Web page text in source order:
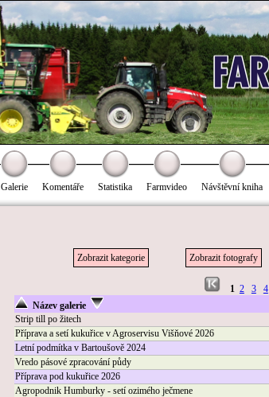
Galerie Komentáře Statistika Farmvideo Návštěvní kniha
Zobrazit kategorie Zobrazit fotografy
1 2 3 4
Název galerie
Strip till po žitech
Příprava a setí kukuřice v Agroservisu Višňové 2026
Letní podmítka v Bartoušově 2024
Vredo pásové zpracování půdy
Příprava pod kukuřice 2026
Agropodnik Humburky - setí ozimého ječmene